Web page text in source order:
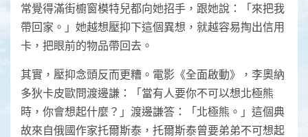
常覺得滿街櫥窗模特兒都向她招手，跟她說：「來把我
帶回家。」她越想壓抑下這個異想，就越容易掏出信用
卡，把眼前的物品帶回去。
其實，壓抑念頭反而更糟。電影《全面啟動》，李奧納
多狄卡皮歐問渡邊謙：「當有人要你不可以想北極熊
時，你會想起什麼？」渡邊謙答：「北極熊。」這個典
故來自俄國作家托爾斯泰，托爾斯泰曾要弟弟不可想起